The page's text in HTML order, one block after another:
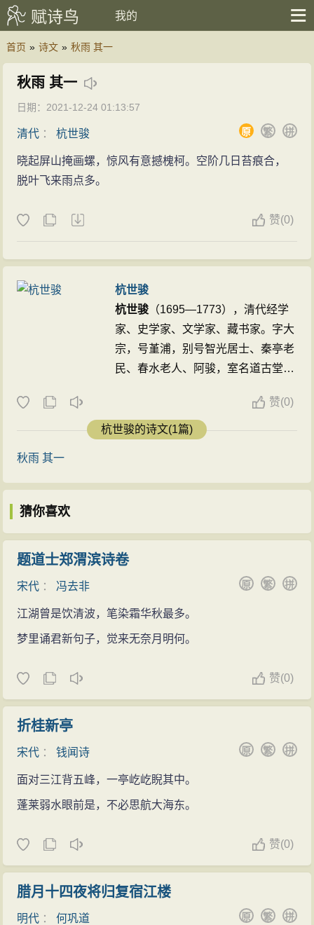
赋诗鸟 我的
首页 » 诗文 » 秋雨 其一
秋雨 其一
日期：2021-12-24 01:13:57
清代 ：杭世骏 拼
繁
原
晓起屏山掩画螺，惊风有意撼槐柯。空阶几日苔痕合，
脱叶飞来雨点多。
赞(0)
杭世骏
杭世骏 （1695—1773），清代经学
家、史学家、文学家、藏书家。字大
宗，号堇浦，别号智光居士、秦亭老
民、春水老人、阿骏，室名道古堂，
（1724）举人，乾隆元年（1736）
举鸿博，授编修，官御史。乾隆八年
事。乾隆十六年（1751）得以平
术，著述颇丰，著有《道古堂集》
赞(0)
杭世骏的诗文(1篇)
秋雨 其一
猜你喜欢
题道士郑渭滨诗卷
宋代 ： 冯去非 拼
繁
原
江湖曾是饮清波，笔染霜华秋最多。
梦里诵君新句子，觉来无奈月明何。
赞(0)
折桂新亭
宋代 ：钱闻诗 拼
繁
原
面对三江背五峰，一亭屹屹睨其中。
蓬莱弱水眼前是，不必思航大海东。
赞(0)
腊月十四夜将归复宿江楼
明代 ：何巩道 拼
繁
原